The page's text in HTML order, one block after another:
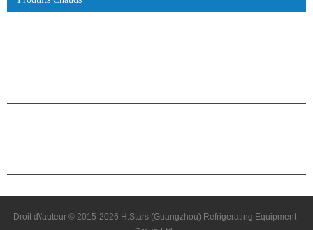
Droit d\'auteur © 2015-2026 H.Stars (Guangzhou) Refrigerating Equipment